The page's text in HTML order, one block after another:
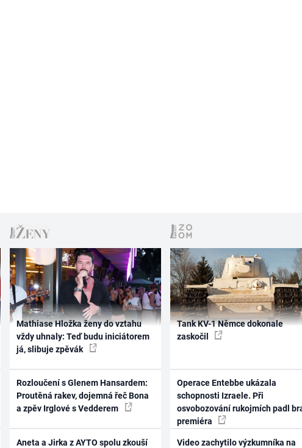
Mathiase Hložka ženy do vztahu
vždy uhnaly: Teď budu iniciátorem
já, slibuje zpěvák
Rozloučení s Glenem Hansardem:
Proutěná rakev, dojemná řeč Bona
a zpěv Irglové s Vedderem
Aneta a Jirka z AYTO spolu zkouší
Tank KV-1 Němce dokonale
zaskočil
Operace Entebbe ukázala
schopnosti Izraele. Při
osvobozování rukojmích padl
premiéra
Video zachytilo výzkumníka na